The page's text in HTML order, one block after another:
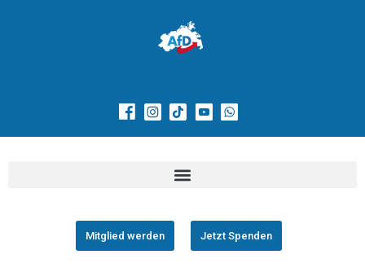
Mitglied werden Jetzt Spenden